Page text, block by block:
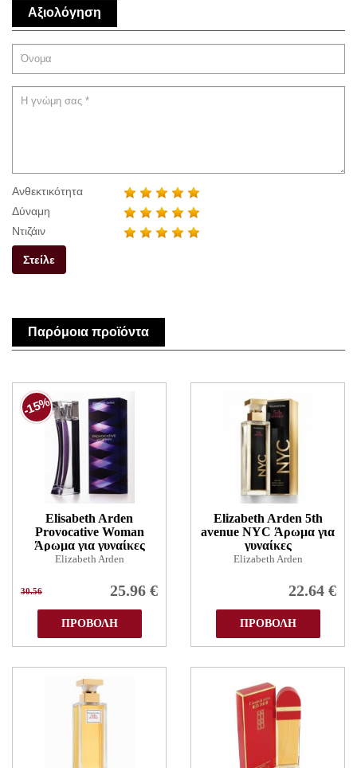
Αξιολόγηση
Ανθεκτικότητα
Δύναμη
Ντιζάιν
Στείλε
Παρόμοια προϊόντα
Elisabeth Arden
Provocative Woman
Άρωμα για γυναίκες
Elizabeth Arden
25.96 €
30.56
ΠΡΟΒΟΛΗ
-15%
Elizabeth Arden 5th
avenue NYC Άρωμα για
γυναίκες
Elizabeth Arden
22.64 €
ΠΡΟΒΟΛΗ